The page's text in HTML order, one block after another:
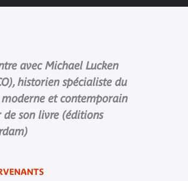
avec Michael Lucken
historien spécialiste du
et contemporain
de son livre (éditions